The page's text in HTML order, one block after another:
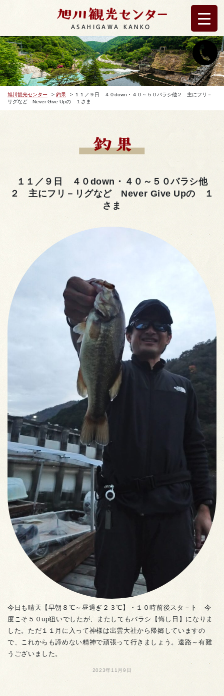
ASAHIGAWA KANKO
旭川観光センター > 釣果 > １１／９日 ４０down・４０～５０バラシ他２ 主にフリ－
リグなど Never Give Upの １さま
１１／９日 ４０down・４０～５０バラシ他
２ 主にフリ－リグなど Never Give Upの １
さま
今日も晴天【早朝８℃～昼過ぎ２３℃】・１０時前後スタ－ト 今
度こそ５０up狙いでしたが、またしてもバラシ【悔し日】になりま
した。ただ１１月に入って神様は出雲大社から帰郷していますの
で、これからも諦めない精神で頑張って行きましょう。遠路～有難
うございました。
2023年11月9日